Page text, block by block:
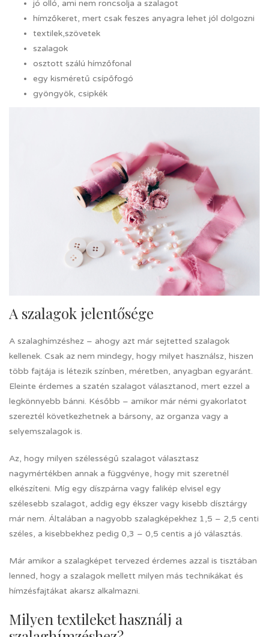
jó olló, ami nem roncsolja a szalagot
hímzőkeret, mert csak feszes anyagra lehet jól dolgozni
textilek,szövetek
szalagok
osztott szálú hímzőfonal
egy kisméretű csípőfogó
gyöngyök, csipkék
A szalagok jelentősége
A szalaghímzéshez – ahogy azt már sejtetted szalagok
kellenek. Csak az nem mindegy, hogy milyet használsz, hiszen
több fajtája is létezik színben, méretben, anyagban egyaránt.
Eleinte érdemes a szatén szalagot választanod, mert ezzel a
legkönnyebb bánni. Később – amikor már némi gyakorlatot
szereztél következhetnek a bársony, az organza vagy a
selyemszalagok is.
Az, hogy milyen szélességű szalagot választasz
nagymértékben annak a függvénye, hogy mit szeretnél
elkészíteni. Míg egy díszpárna vagy falikép elvisel egy
szélesebb szalagot, addig egy ékszer vagy kisebb dísztárgy
már nem. Általában a nagyobb szalagképekhez 1,5 – 2,5 centi
széles, a kisebbekhez pedig 0,3 – 0,5 centis a jó választás.
Már amikor a szalagképet tervezed érdemes azzal is tisztában
lenned, hogy a szalagok mellett milyen más technikákat és
hímzésfajtákat akarsz alkalmazni.
Milyen textileket használj a